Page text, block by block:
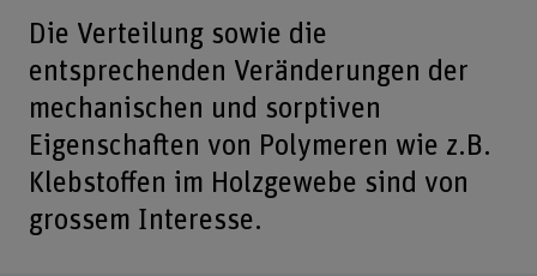
Die Verteilung sowie die
entsprechenden Veränderungen der
mechanischen und sorptiven
Eigenschaften von Polymeren wie z.B.
Klebstoffen im Holzgewebe sind von
grossem Interesse.